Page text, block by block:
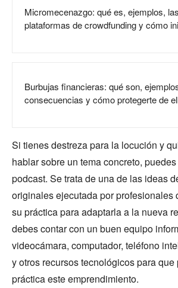
Micromecenazgo: qué es, ejemplos,
plataformas de crowdfunding y cómo
Burbujas financieras: qué son,
consecuencias y cómo protegerte de
Si tienes destreza para la locución y
hablar sobre un tema concreto,
podcast. Se trata de una de las ideas
originales ejecutada por profesionales
su práctica para adaptarla a la nueva
debes contar con un buen equipo
videocámara, computador, teléfono
y otros recursos tecnológicos para que
práctica este emprendimiento.